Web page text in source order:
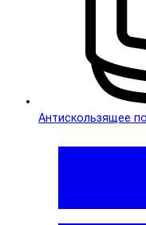
Антискользящее